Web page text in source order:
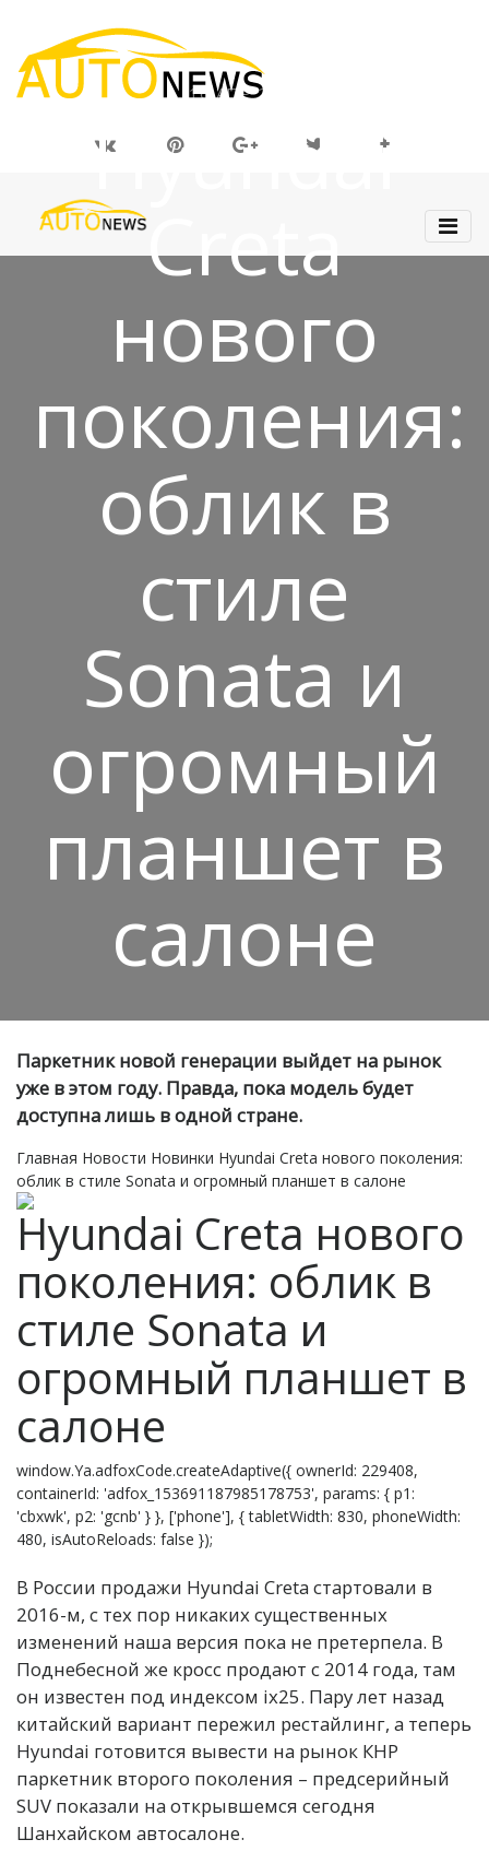
16 АПР 2019
Hyundai
Creta
нового
поколения:
облик в
стиле
Sonata и
огромный
планшет в
салоне
Паркетник новой генерации выйдет на рынок
уже в этом году. Правда, пока модель будет
доступна лишь в одной стране.
Главная Новости Новинки Hyundai Creta нового поколения:
облик в стиле Sonata и огромный планшет в салоне
Hyundai Creta нового
поколения: облик в
стиле Sonata и
огромный планшет в
салоне
window.Ya.adfoxCode.createAdaptive({ ownerId: 229408,
containerId: 'adfox_153691187985178753', params: { p1:
'cbxwk', p2: 'gcnb' } }, ['phone'], { tabletWidth: 830, phoneWidth:
480, isAutoReloads: false });
В России продажи Hyundai Creta стартовали в
2016-м, с тех пор никаких существенных
изменений наша версия пока не претерпела. В
Поднебесной же кросс продают с 2014 года, там
он известен под индексом ix25. Пару лет назад
китайский вариант пережил рестайлинг, а теперь
Hyundai готовится вывести на рынок КНР
паркетник второго поколения – предсерийный
SUV показали на открывшемся сегодня
Шанхайском автосалоне.